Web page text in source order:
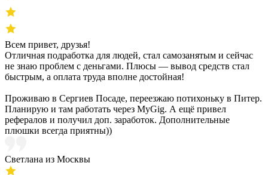
Всем привет, друзья!
Отличная подработка для людей, стал самозанятым и сейчас
не знаю проблем с деньгами. Плюсы — вывод средств стал
быстрым, а оплата труда вполне достойная!
Проживаю в Сергиев Посаде, переезжаю потихоньку в Питер.
Планирую и там работать через MyGig. А ещё привел
рефералов и получил доп. заработок. Дополнительные
плюшки всегда приятны))
Светлана из Москвы